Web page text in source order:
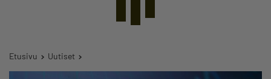
Etusivu Uutiset